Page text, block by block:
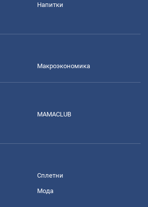
Напитки
Mакроэкономика
MAMACLUB
Сплетни
Мода